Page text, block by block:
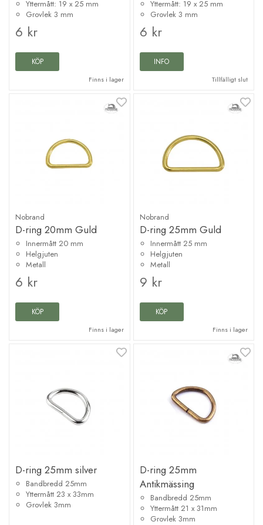
Yttermått: 19 x 25 mm
Grovlek 3 mm
6 kr
KÖP
Finns i lager
Yttermått: 19 x 25 mm
Grovlek 3 mm
6 kr
INFO
Tillfälligt slut
Nobrand
D-ring 20mm Guld
Innermått 20 mm
Helgjuten
Metall
6 kr
KÖP
Finns i lager
Nobrand
D-ring 25mm Guld
Innermått 25 mm
Helgjuten
Metall
9 kr
KÖP
Finns i lager
D-ring 25mm silver
Bandbredd 25mm
Yttermått 23 x 33mm
Grovlek 3mm
D-ring 25mm
Antikmässing
Bandbredd 25mm
Yttermått 21 x 31mm
Grovlek 3mm